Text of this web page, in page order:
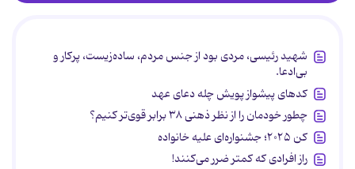
شهید رئیسی، مردی بود از جنس مردم، ساده‌زیست، پرکار و
بی‌ادعا.
کدهای پیشواز پویش چله دعای عهد
چطور خودمان را از نظر ذهنی ۳۸ برابر قوی‌تر کنیم؟
کن ۲۰۲۵؛ جشنواره‌ای علیه خانواده
راز افرادی که کمتر ضرر می‌کنند!